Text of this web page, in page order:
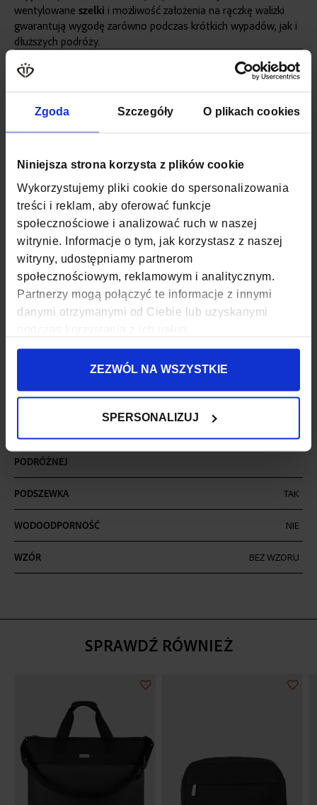
Zgoda Szczegóły O plikach cookies
Niniejsza strona korzysta z plików cookie
Wykorzystujemy pliki cookie do spersonalizowania
treści i reklam, aby oferować funkcje
społecznościowe i analizować ruch w naszej
witrynie. Informacje o tym, jak korzystasz z naszej
witryny, udostępniamy partnerom
społecznościowym, reklamowym i analitycznym.
Partnerzy mogą połączyć te informacje z innymi
danymi otrzymanymi od Ciebie lub uzyskanymi
ZEZWÓL NA WSZYSTKIE
SPERSONALIZUJ
wentylowane szelki i możliwość założenia na rączkę walizki
gwarantują wygodę zarówno podczas krótkich wypadów, jak i
dłuższych podróży.
informacji
SKU ZG1041
MATERIAŁ
SZEROKOŚĆ
GŁĘBOKOŚĆ 20 CM
WYSOKOŚĆ
ZAPIĘCIE
KOD EAN 5907127693601
ILOŚĆ KOMÓR
ILOŚĆ KIESZENI 6
MOCOWANIE DO WALIZKI
PODRÓŻNEJ
TAK
PODSZEWKA TAK
WODOODPORNOŚĆ NIE
WZÓR BEZ WZORU
SPRAWDŹ RÓWNIEŻ
Dodaj